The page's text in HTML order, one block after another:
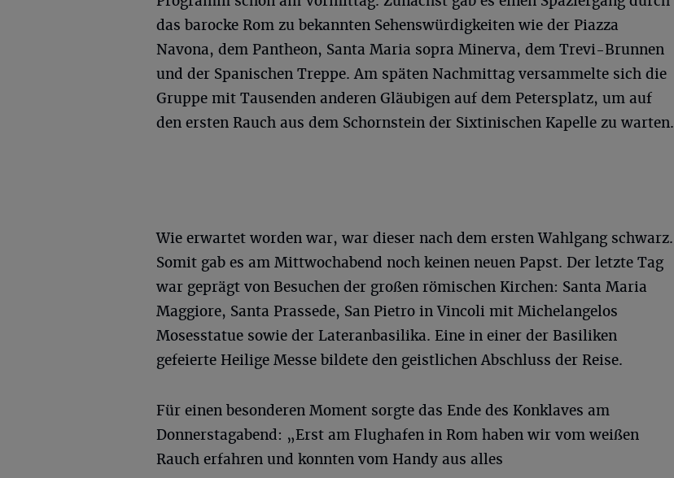
das barocke Rom zu bekannten Sehenswürdigkeiten wie der Piazza
Navona, dem Pantheon, Santa Maria sopra Minerva, dem Trevi-Brunnen
und der Spanischen Treppe. Am späten Nachmittag versammelte sich die
Gruppe mit Tausenden anderen Gläubigen auf dem Petersplatz, um auf
den ersten Rauch aus dem Schornstein der Sixtinischen Kapelle zu warten.
Wie erwartet worden war, war dieser nach dem ersten Wahlgang schwarz.
Somit gab es am Mittwochabend noch keinen neuen Papst. Der letzte Tag
war geprägt von Besuchen der großen römischen Kirchen: Santa Maria
Maggiore, Santa Prassede, San Pietro in Vincoli mit Michelangelos
Mosesstatue sowie der Lateranbasilika. Eine in einer der Basiliken
gefeierte Heilige Messe bildete den geistlichen Abschluss der Reise.
Für einen besonderen Moment sorgte das Ende des Konklaves am
Donnerstagabend: „Erst am Flughafen in Rom haben wir vom weißen
Rauch erfahren und konnten vom Handy aus alles